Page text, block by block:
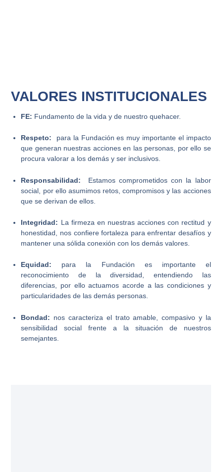
VALORES INSTITUCIONALES
FE: Fundamento de la vida y de nuestro quehacer.
Respeto: para la Fundación es muy importante el impacto
que generan nuestras acciones en las personas, por ello se
procura valorar a los demás y ser inclusivos.
Responsabilidad: Estamos comprometidos con la labor
social, por ello asumimos retos, compromisos y las acciones
que se derivan de ellos.
Integridad: La firmeza en nuestras acciones con rectitud y
honestidad, nos confiere fortaleza para enfrentar desafíos y
mantener una sólida conexión con los demás valores.
Equidad: para la Fundación es importante el
reconocimiento de la diversidad, entendiendo las
diferencias, por ello actuamos acorde a las condiciones y
particularidades de las demás personas.
Bondad: nos caracteriza el trato amable, compasivo y la
sensibilidad social frente a la situación de nuestros
semejantes.